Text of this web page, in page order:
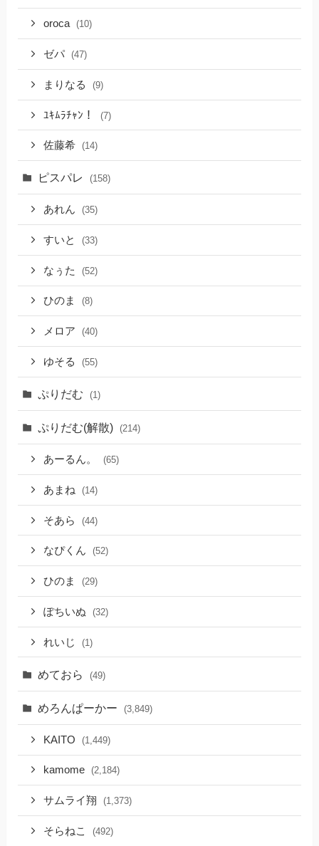
oroca (10)
ゼパ (47)
まりなる (9)
ﾕｷﾑﾗﾁｬﾝ！ (7)
佐藤希 (14)
ピスパレ (158)
あれん (35)
すいと (33)
なぅた (52)
ひのま (8)
メロア (40)
ゆそる (55)
ぷりだむ (1)
ぷりだむ(解散) (214)
あーるん。 (65)
あまね (14)
そあら (44)
なぴくん (52)
ひのま (29)
ぽちいぬ (32)
れいじ (1)
めておら (49)
めろんぱーかー (3,849)
KAITO (1,449)
kamome (2,184)
サムライ翔 (1,373)
そらねこ (492)